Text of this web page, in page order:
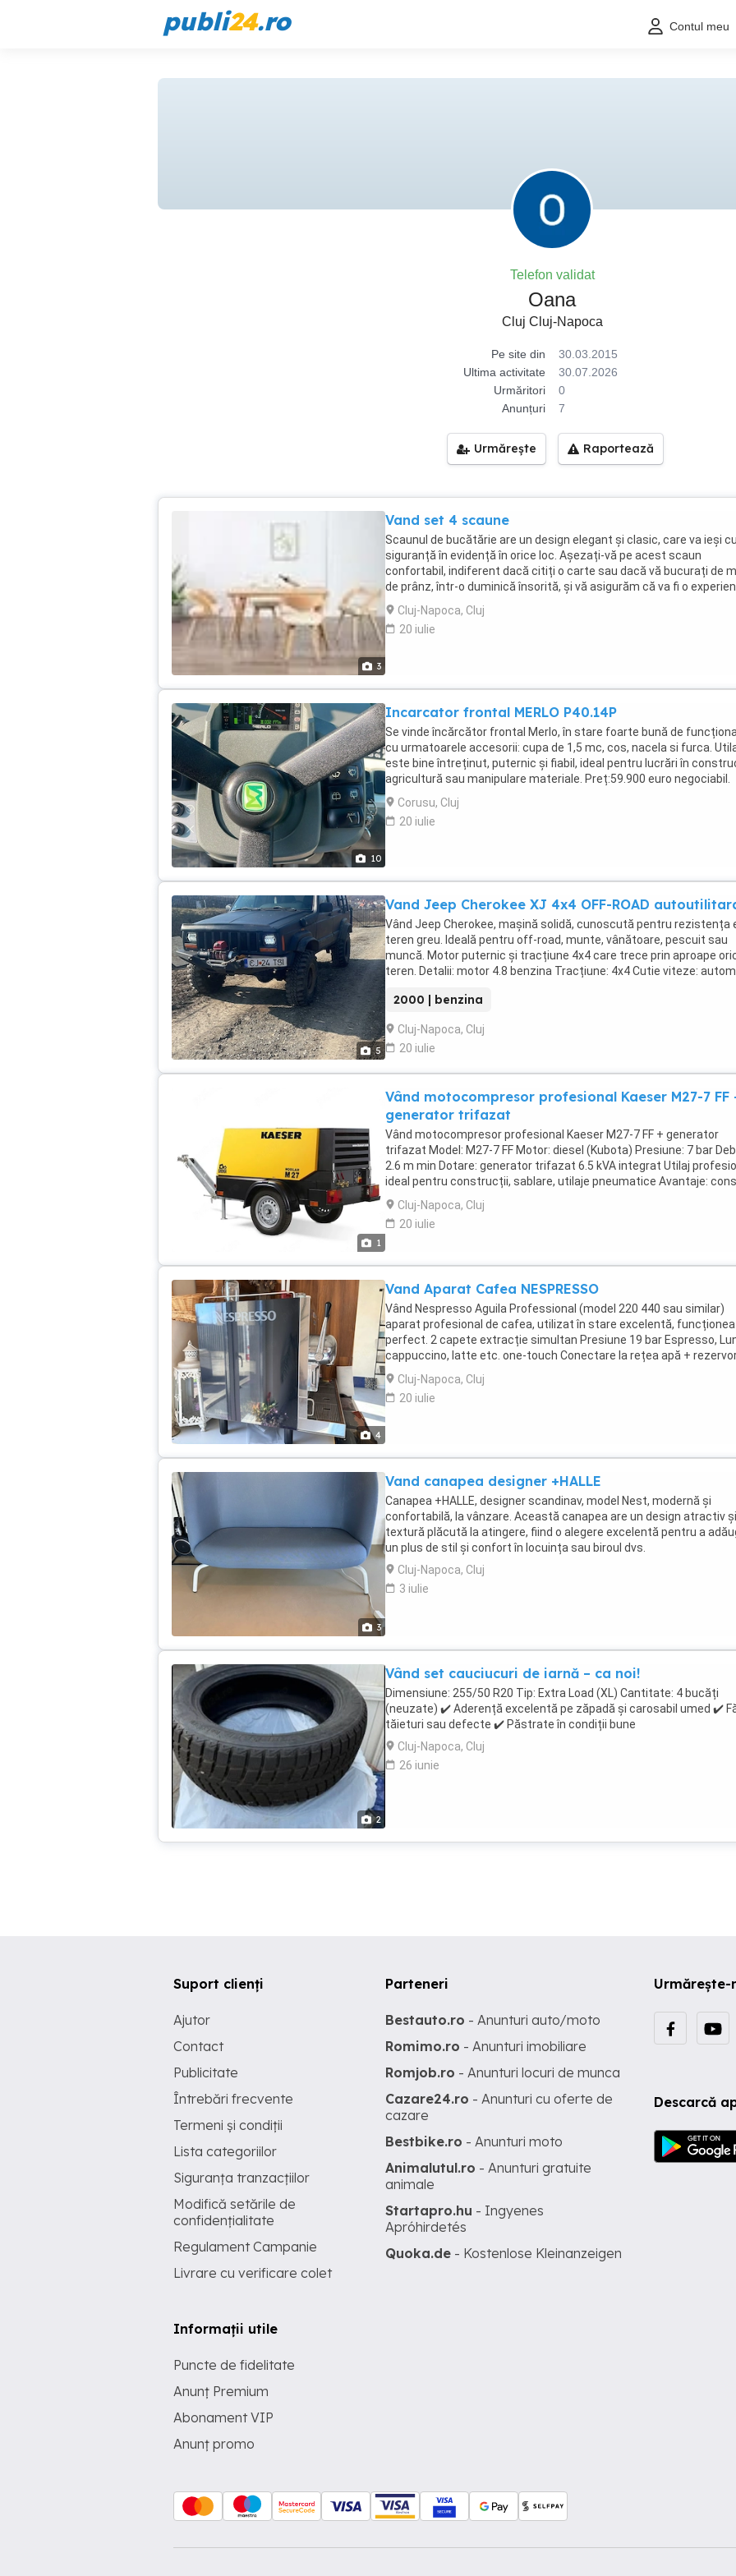
publi24.ro Contul meu
Telefon validat
Oana
Cluj Cluj-Napoca
Pe site din
30.03.2015
Ultima activitate
30.07.2026
Urmăritori
0
Anunțuri
7
Urmărește Raportează
3
Vand set 4 scaune
Scaunul de bucătărie are un design elegant și clasic, care va ieși cu
siguranță în evidență în orice loc. Așezați-vă pe acest scaun
confortabil, indiferent dacă citiți o carte sau dacă vă bucurați de
de prânz, într-o duminică însorită, și vă asigurăm că va fi o
plăcută. Având o tapițerie netedă și fină la atingere, acest scaun de
sufragerie vă va oferi un confort desăvârșit și este foarte ușor de
curățat prin ștergere. Acest scaun cu un cadru rezistent din lemn
50 cm Adâncime șezut: 44 cm Înălțime șezut față de sol: 49 cm
Înălțime spătar: 30 cm Pachetul de livrare include 4 scaune de
bucătărie. Material: Bumbac: 45%, Poliuretan: 55%
Cluj-Napoca, Cluj
20 iulie
10
Incarcator frontal MERLO P40.14P
Se vinde încărcător frontal Merlo, în stare foarte bună de
cu urmatoarele accesorii: cupa de 1,5 mc, cos, nacela si furca.
este bine întreținut, puternic și fiabil, ideal pentru lucrări în
agricultură sau manipulare materiale. Preț:59.900 euro negociabil.
Pentru mai multe detalii sunați la telefon.
Corusu, Cluj
20 iulie
5
Vand Jeep Cherokee XJ 4x4 OFF-ROAD
Vând Jeep Cherokee, mașină solidă, cunoscută pentru rezistența
teren greu. Ideală pentru off-road, munte, vânătoare, pescuit sau
muncă. Motor puternic și tracțiune 4x4 care trece prin aproape
teren. Detalii: motor 4.8 benzina Tracțiune: 4x4 Cutie viteze:
Servodirecție Geamuri electrice Aer condiționat Închidere
perfect Acte în regulă, pregătită de vânzare Preț: 7500 (ușor
negociabil) Se poate vedea în: CORUSU, JUD.CLUJ Telefon: Mașină
2000 | benzina
Cluj-Napoca, Cluj
20 iulie
1
Vând motocompresor profesional Kaeser M27-7 FF
generator trifazat
Vând motocompresor profesional Kaeser M27-7 FF + generator
trifazat Model: M27-7 FF Motor: diesel (Kubota) Presiune: 7 bar
2.6 m min Dotare: generator trifazat 6.5 kVA integrat Utilaj
ideal pentru construcții, sablare, utilaje pneumatice Avantaje:
redus și fiabilitate ridicată compact și ușor de transport
independent (aer + curent electric) întreținut corespunzător Stare:
foarte buna Se poate vedea și testa Preț: (ex: 75.000 lei negociabil)
Cluj-Napoca, Cluj
20 iulie
4
Vand Aparat Cafea NESPRESSO
Vând Nespresso Aguila Professional (model 220 440 sau similar)
aparat profesional de cafea, utilizat în stare excelentă,
perfect. 2 capete extracție simultan Presiune 19 bar Espresso,
cappuccino, latte etc. one-touch Conectare la rețea apă +
mare capsule Frigider Capacitate mare (ideal birou, restaurant,
cafenea) Vândut deoarece am trecut pe alt echipament.
Cluj-Napoca, Cluj
20 iulie
3
Vand canapea designer +HALLE
Canapea +HALLE, designer scandinav, model Nest, modernă și
confortabilă, la vânzare. Această canapea are un design atractiv
textură plăcută la atingere, fiind o alegere excelentă pentru a
un plus de stil și confort în locuința sau biroul dvs.
Cluj-Napoca, Cluj
3 iulie
2
Vând set cauciucuri de iarnă – ca noi!
Dimensiune: 255/50 R20 Tip: Extra Load (XL) Cantitate: 4 bucăți
(neuzate) ✔️ Aderență excelentă pe zăpadă și carosabil umed ✔️
tăieturi sau defecte ✔️ Păstrate în condiții bune
Cluj-Napoca, Cluj
26 iunie
Urmărește-
Descarcă
Suport clienți
Ajutor
Contact
Publicitate
Întrebări frecvente
Termeni și condiții
Lista categoriilor
Siguranța tranzacțiilor
Modifică setările de
confidențialitate
Regulament Campanie
Livrare cu verificare colet
Informații utile
Puncte de fidelitate
Anunț Premium
Abonament VIP
Anunț promo
Parteneri
Bestauto.ro - Anunturi auto/moto
Romimo.ro - Anunturi imobiliare
Romjob.ro - Anunturi locuri de munca
Cazare24.ro - Anunturi cu oferte de
cazare
Bestbike.ro - Anunturi moto
Animalutul.ro - Anunturi gratuite
animale
Startapro.hu - Ingyenes
Apróhirdetés
Quoka.de - Kostenlose Kleinanzeigen